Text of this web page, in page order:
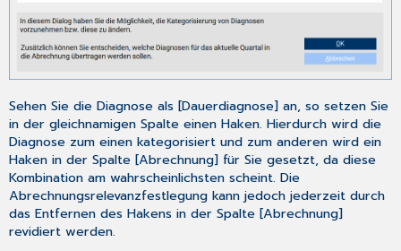
mit
ausländischem
Wohnsitz
3.9.4
KIM-
Dienst
3.9.5
CGM
KIM
TLS-
Wartungslauf
Sehen Sie die Diagnose als [Dauerdiagnose] an, so setzen Sie
in der gleichnamigen Spalte einen Haken. Hierdurch wird die
Diagnose zum einen kategorisiert und zum anderen wird ein
Haken in der Spalte [Abrechnung] für Sie gesetzt, da diese
Kombination am wahrscheinlichsten scheint. Die
Abrechnungsrelevanzfestlegung kann jedoch jederzeit durch
das Entfernen des Hakens in der Spalte [Abrechnung]
revidiert werden.